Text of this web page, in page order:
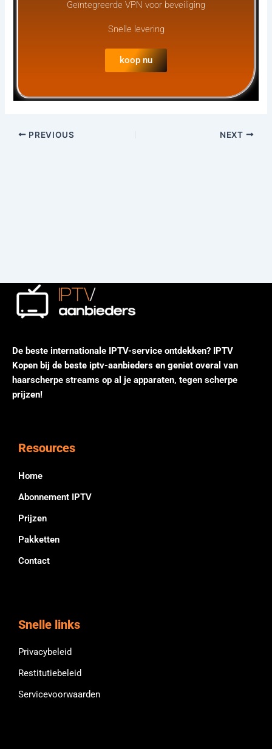
Geïntegreerde VPN voor beveiliging
Snelle levering
koop nu
PREVIOUS NEXT
De beste internationale IPTV-service ontdekken? IPTV
Kopen bij de beste iptv-aanbieders en geniet overal van
haarscherpe streams op al je apparaten, tegen scherpe
prijzen!
Resources
Home
Abonnement IPTV
Prijzen
Pakketten
Contact
Snelle links
Privacybeleid
Restitutiebeleid
Servicevoorwaarden